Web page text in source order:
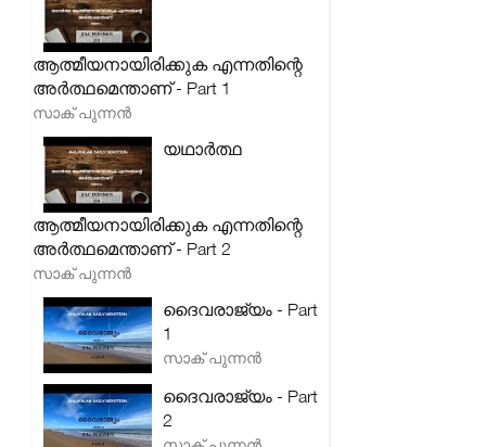
ആത്മീയനായിരിക്കുക എന്നതിന്റെ
അർത്ഥമെന്താണ് - Part 1
സാക് പുന്നൻ
യഥാർത്ഥ
ആത്മീയനായിരിക്കുക എന്നതിന്റെ
അർത്ഥമെന്താണ് - Part 2
സാക് പുന്നൻ
ദൈവരാജ്യം - Part
1
സാക് പുന്നൻ
ദൈവരാജ്യം - Part
2